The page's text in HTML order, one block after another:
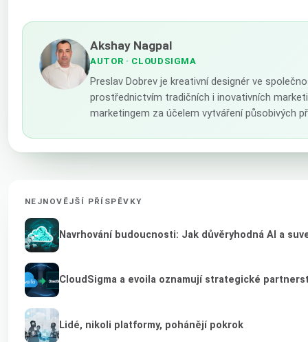
Akshay Nagpal
AUTOR · CLOUDSIGMA
Preslav Dobrev je kreativní designér ve
prostřednictvím tradičních i inovativních
marketingem za účelem vytváření působivých
NEJNOVĚJŠÍ PŘÍSPĚVKY
Navrhování budoucnosti: Jak důvěryhodná AI a
CloudSigma a evoila oznamují strategické
Lidé, nikoli platformy, pohánějí pokrok